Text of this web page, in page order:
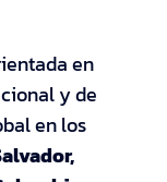
en
y de
en los